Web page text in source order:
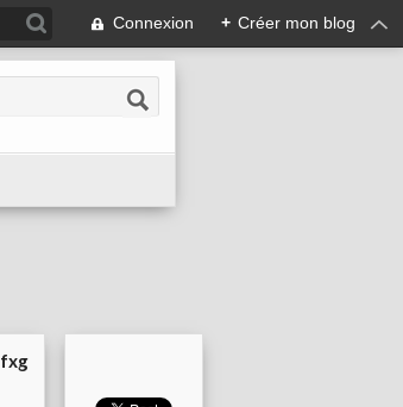
Connexion + Créer mon blog
fxg